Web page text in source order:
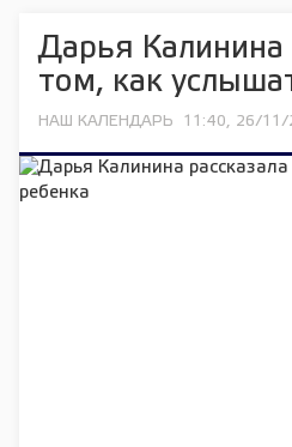
Дарья Калинина
том, как
НАШ КАЛЕНДАРЬ 11:40, 26/11/